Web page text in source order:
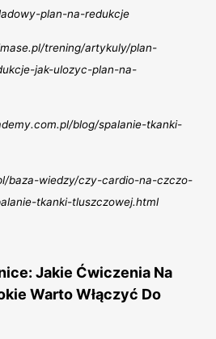
plan-na-redukcje
trening/artykuly/plan-
jak-ulozyc-plan-na-
blog/spalanie-tkanki-
baza-wiedzy/czy-cardio-na-czczo-
tkanki-tluszczowej.html
Jakie Ćwiczenia Na
Warto Włączyć Do